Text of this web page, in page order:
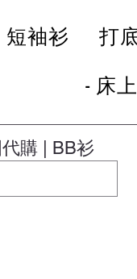
短袖衫 打
- 床
購 | BB衫